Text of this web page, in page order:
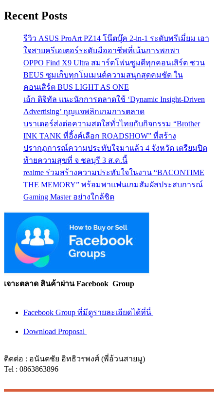
Recent Posts
รีวิว ASUS ProArt PZ14 โน๊ตบุ๊ค 2-in-1 ระดับพรีเมี่ยม เอา
ใจสายครีเอเตอร์ระดับมืออาชีพที่เน้นการพกพา
OPPO Find X9 Ultra สมาร์ตโฟนซูมดีทุกคอนเสิร์ต ชวน
BEUS ซูมเก็บทุกโมเมนต์ความสนุกสุดคมชัด ใน
คอนเสิร์ต BUS LIGHT AS ONE
เอ้ก ดิจิทัล แนะนักการตลาดใช้ ‘Dynamic Insight-Driven
Advertising’ กุญแจพลิกเกมการตลาด
บราเดอร์ส่งต่อความสดใสทั่วไทยกับกิจกรรม “Brother
INK TANK ที่อิ้งค์เลือก ROADSHOW” ที่สร้าง
ปรากฏการณ์ความประทับใจมาแล้ว 4 จังหวัด เตรียมปิด
ท้ายความสุขที่ จ ชลบุรี 3 ส.ค.นี้
realme ร่วมสร้างความประทับใจในงาน “BACONTIME
THE MEMORY” พร้อมพาแฟนเกมสัมผัสประสบการณ์
Gaming Master อย่างใกล้ชิด
เจาะตลาด สินค้าผ่าน Facebook Group
Facebook Group ที่มีดูรายละเอียดได้ที่นี่
Download Proposal
ติดต่อ : อนันตชัย อิทธิวรพงศ์ (พี่อ้วนสายมู)
Tel : 0863863896